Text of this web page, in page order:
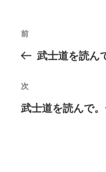
投
ナ
ビ
ゲ
前
の
稿
前
武士道を読
次
の
次
武士道を読んで